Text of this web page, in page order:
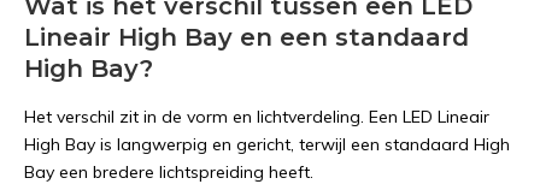
Wat is het verschil tussen een LED
Lineair High Bay en een standaard
High Bay?
Het verschil zit in de vorm en lichtverdeling. Een LED Lineair
High Bay is langwerpig en gericht, terwijl een standaard High
Bay een bredere lichtspreiding heeft.